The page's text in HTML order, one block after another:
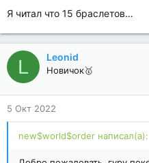
Я читал что 15 браслетов…
L Leonid
Новичок🥇
5 Окт 2022
new$world$order написал(а):